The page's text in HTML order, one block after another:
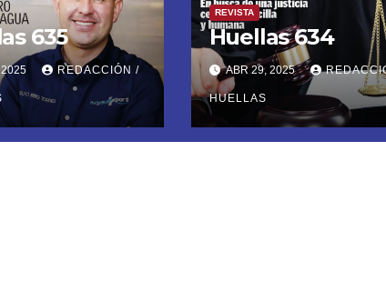
635
REDACCIÓN /
REVISTA
Huellas 634
ABR 29, 2025
HUELLAS